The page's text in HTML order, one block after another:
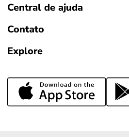
Central de ajuda
Contato
Explore